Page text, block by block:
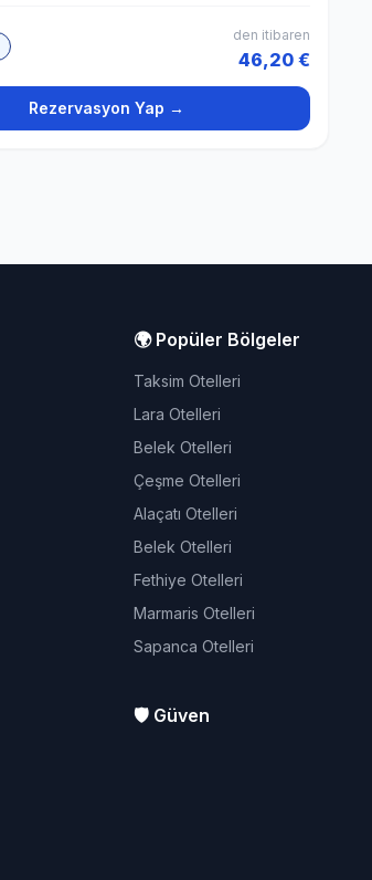
den itibaren
46,20 €
Rezervasyon Yap →
🌍 Popüler Bölgeler
Taksim Otelleri
Lara Otelleri
Belek Otelleri
Çeşme Otelleri
Alaçatı Otelleri
Belek Otelleri
Fethiye Otelleri
Marmaris Otelleri
Sapanca Otelleri
🛡️ Güven